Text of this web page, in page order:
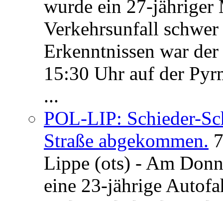
wurde ein 27-jähriger
Verkehrsunfall
Erkenntnissen war
15:30 Uhr auf der
...
POL-LIP: Schieder-
Straße abgekommen.
Lippe (ots) - Am
eine 23-jährige